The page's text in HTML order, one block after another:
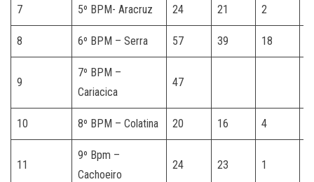
7 5º BPM- Aracruz 24 21 2
8 6º BPM – Serra 57 39 18
9
7º BPM –
Cariacica
47
10 8º BPM – Colatina 20 16 4
11
9º Bpm –
Cachoeiro
24 23 1